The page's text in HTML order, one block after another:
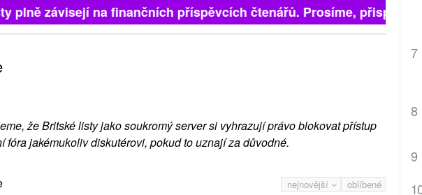
plně závisejí na finančních příspěvcích čtenářů. Prosíme, přispějte. ➥
že Britské listy jako soukromý server si vyhrazují právo blokovat přístup
fóra jakémukoliv diskutérovi, pokud to uznají za důvodné.
nejnovější oblíbené